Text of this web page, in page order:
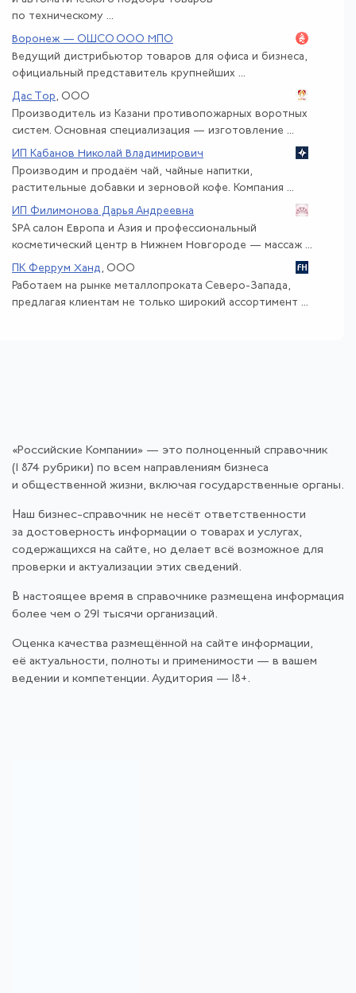
по техническому ...
Воронеж — ОШСО ООО МПО
Ведущий дистрибьютор товаров для офиса и бизнеса,
официальный представитель крупнейших ...
Дас Тор , ООО
Производитель из Казани противопожарных воротных
систем. Основная специализация — изготовление ...
ИП Кабанов Николай Владимирович
Производим и продаём чай, чайные напитки,
растительные добавки и зерновой кофе. Компания ...
ИП Филимонова Дарья Андреевна
SPA салон Европа и Азия и профессиональный
косметический центр в Нижнем Новгороде — массаж ...
ПК Феррум Ханд , ООО
Работаем на рынке металлопроката Северо-Запада,
предлагая клиентам не только широкий ассортимент ...
«Российские Компании» — это полноценный справочник
(1 874 рубрики) по всем направлениям бизнеса
и общественной жизни, включая государственные органы.
Наш бизнес-справочник не несёт ответственности
за достоверность информации о товарах и услугах,
содержащихся на сайте, но делает всё возможное для
проверки и актуализации этих сведений.
В настоящее время в справочнике размещена информация
более чем о 291 тысячи организаций.
Оценка качества размещённой на сайте информации,
её актуальности, полноты и применимости — в вашем
ведении и компетенции. Аудитория — 18+.